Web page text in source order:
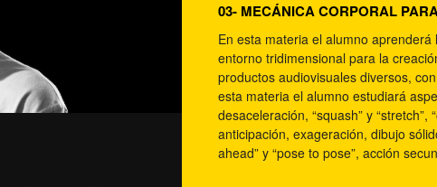
03- MECÁNICA CORPORAL
En esta materia el alumno
entorno tridimensional para la
productos audiovisuales diversos,
esta materia el alumno estudiará
desaceleración, “squash” y “stretch”,
anticipación, exageración, dibujo
ahead” y “pose to pose”, acción